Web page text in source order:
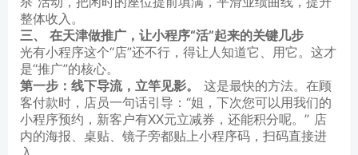
整体收入。
三、 在天津做推广，让小程序“活”起来的关键几步
光有小程序这个“店”还不行，得让人知道它、用它。这才
是“推广”的核心。
第一步：线下导流，立竿见影。
这是最快的方法。在顾
客付款时，店员一句话引导：“姐，下次您可以用我们的
小程序预约，新客户有XX元立减券，还能积分呢。” 店
内的海报、桌贴、镜子旁都贴上小程序码，扫码直接进